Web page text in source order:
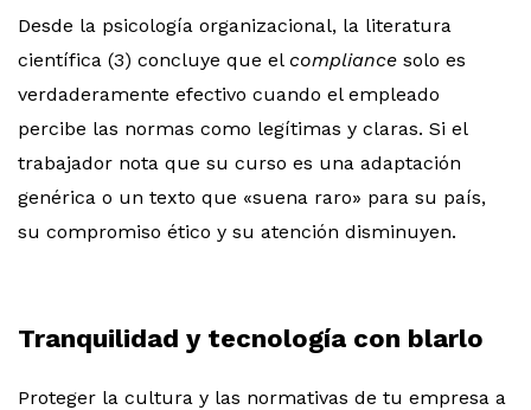
Desde la psicología organizacional, la literatura
científica (3) concluye que el compliance solo es
verdaderamente efectivo cuando el empleado
percibe las normas como legítimas y claras. Si el
trabajador nota que su curso es una adaptación
genérica o un texto que «suena raro» para su país,
su compromiso ético y su atención disminuyen.
Tranquilidad y tecnología con blarlo
Proteger la cultura y las normativas de tu empresa a